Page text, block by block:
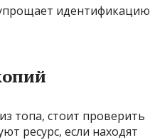
идентификацию
топа, стоит проверить
ресурс, если находят